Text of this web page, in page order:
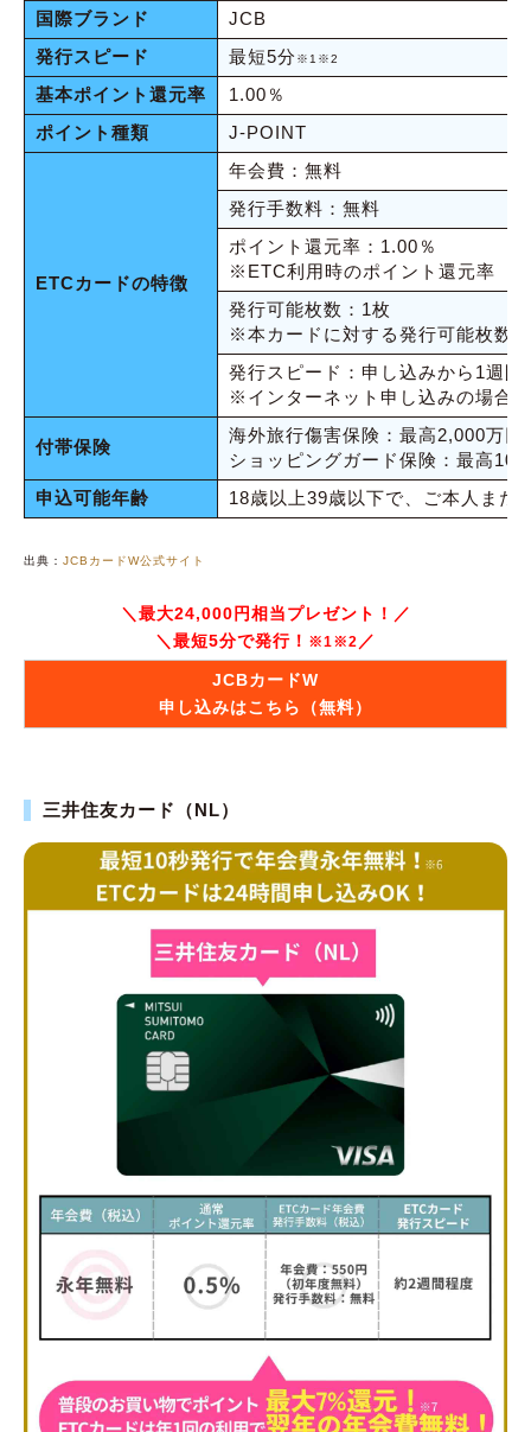
国際ブランド
JCB
発行スピード
最短5分※1※2
基本ポイント還元率
1.00％
ポイント種類
J-POINT
ETCカードの特徴
年会費：無料
発行手数料：無料
ポイント還元率：1.00％
※ETC利用時のポイント還元率
発行可能枚数：1枚
※本カードに対する発行可能枚数
発行スピード：申し込みから1週間
※インターネット申し込みの場合
付帯保険
海外旅行傷害保険：最高2,000万円
ショッピングガード保険：最高
申込可能年齢
18歳以上39歳以下で、ご本人また
出典： JCBカードW公式サイト
＼最大24,000円相当プレゼント！／
＼最短5分で発行！ ※1※2 ／
JCBカードW
申し込みはこちら（無料）
三井住友カード（NL）